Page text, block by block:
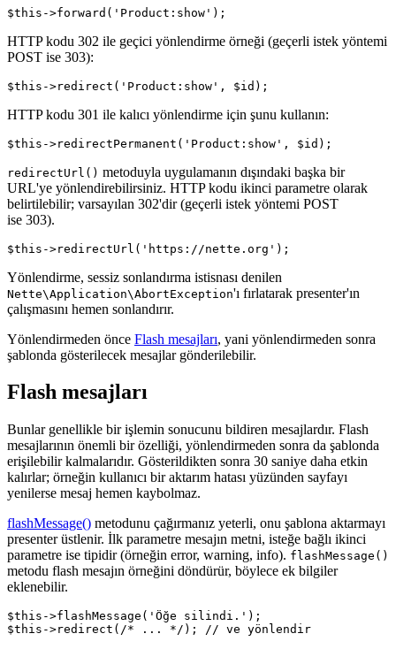
HTTP kodu 302 ile geçici yönlendirme örneği (geçerli istek yöntemi
POST ise 303):
HTTP kodu 301 ile kalıcı yönlendirme için şunu kullanın:
redirectUrl() metoduyla uygulamanın dışındaki başka bir
URL'ye yönlendirebilirsiniz. HTTP kodu ikinci parametre olarak
belirtilebilir; varsayılan 302'dir (geçerli istek yöntemi POST
ise 303).
Yönlendirme, sessiz sonlandırma istisnası denilen
Nette\Application\AbortException'ı fırlatarak presenter'ın
çalışmasını hemen sonlandırır.
Yönlendirmeden önce Flash mesajları, yani yönlendirmeden sonra
şablonda gösterilecek mesajlar gönderilebilir.
Flash mesajları
Bunlar genellikle bir işlemin sonucunu bildiren mesajlardır. Flash
mesajlarının önemli bir özelliği, yönlendirmeden sonra da şablonda
erişilebilir kalmalarıdır. Gösterildikten sonra 30 saniye daha etkin
kalırlar; örneğin kullanıcı bir aktarım hatası yüzünden sayfayı
yenilerse mesaj hemen kaybolmaz.
flashMessage() metodunu çağırmanız yeterli, onu şablona aktarmayı
presenter üstlenir. İlk parametre mesajın metni, isteğe bağlı ikinci
parametre ise tipidir (örneğin error, warning, info). flashMessage()
metodu flash mesajın örneğini döndürür, böylece ek bilgiler
eklenebilir.
$this->flashMessage('Öğe silindi.');